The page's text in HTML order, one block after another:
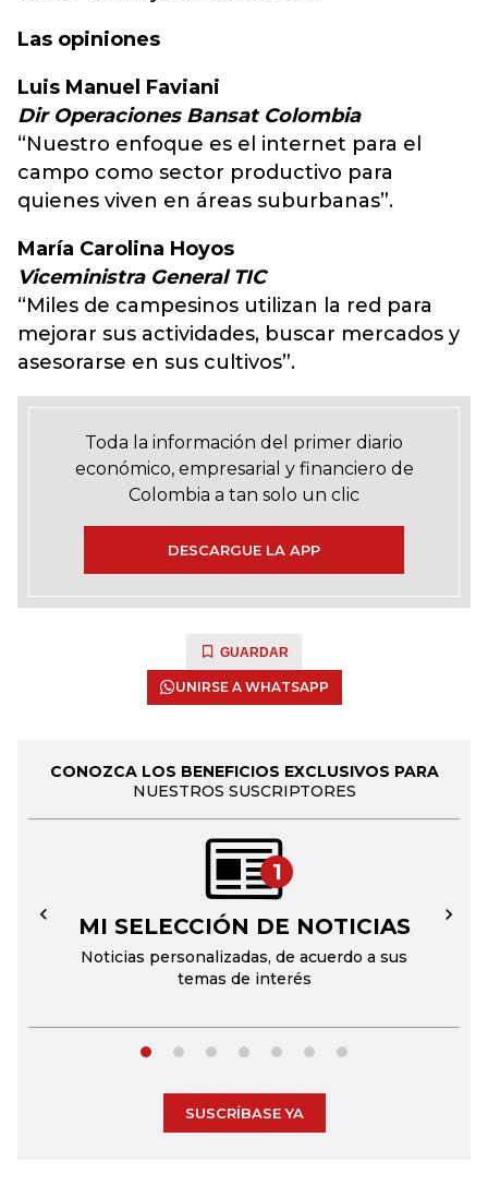
Las opiniones
Luis Manuel Faviani
Dir Operaciones Bansat Colombia
“Nuestro enfoque es el internet para el
campo como sector productivo para
quienes viven en áreas suburbanas”.
María Carolina Hoyos
Viceministra General TIC
“Miles de campesinos utilizan la red para
mejorar sus actividades, buscar mercados y
asesorarse en sus cultivos”.
Toda la información del primer diario
económico, empresarial y financiero de
Colombia a tan solo un clic
DESCARGUE LA APP
GUARDAR
UNIRSE A WHATSAPP
CONOZCA LOS BENEFICIOS EXCLUSIVOS PARA
NUESTROS SUSCRIPTORES
1
MI SELECCIÓN DE NOTICIAS
Noticias personalizadas, de acuerdo a sus
temas de interés
← →
SUSCRÍBASE YA